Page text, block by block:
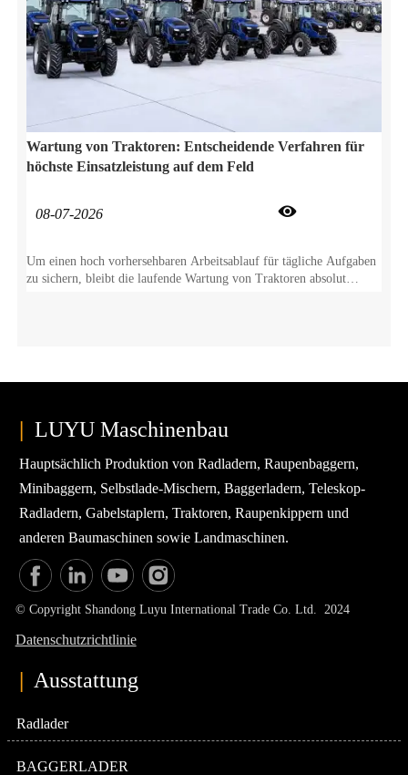
Wartung von Traktoren: Entscheidende Verfahren für
höchste Einsatzleistung auf dem Feld
08-07-2026 
Um einen hoch vorhersehbaren Arbeitsablauf für tägliche Aufgaben
zu sichern, bleibt die laufende Wartung von Traktoren absolut
| LUYU Maschinenbau
Hauptsächlich Produktion von Radladern, Raupenbaggern,
Minibaggern, Selbstlade-Mischern, Baggerladern, Teleskop-
Radladern, Gabelstaplern, Traktoren, Raupenkippern und
anderen Baumaschinen sowie Landmaschinen.
© Copyright Shandong Luyu International Trade Co. Ltd. 2024
Datenschutzrichtlinie
| Ausstattung
Radlader
BAGGERLADER